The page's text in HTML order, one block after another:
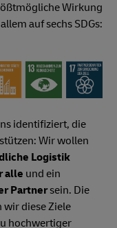
Wirkung
auf sechs SDGs:
identifiziert, die
Wir wollen
Logistik
alle und ein
Partnersein. Die
diese Ziele
hochwertiger